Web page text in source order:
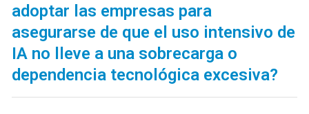
adoptar las empresas para
asegurarse de que el uso intensivo de
IA no lleve a una sobrecarga o
dependencia tecnológica excesiva?